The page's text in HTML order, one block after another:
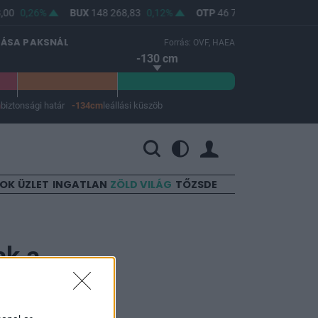
0,26% BUX148 268,83 0,12% OTP46 740
PAKSNÁL Forrás: OVF, HAEA
-130 cm
biztonsági határ -134cm leállási küszöb
ÜZLET INGATLAN ZÖLD VILÁG TŐZSDE
a